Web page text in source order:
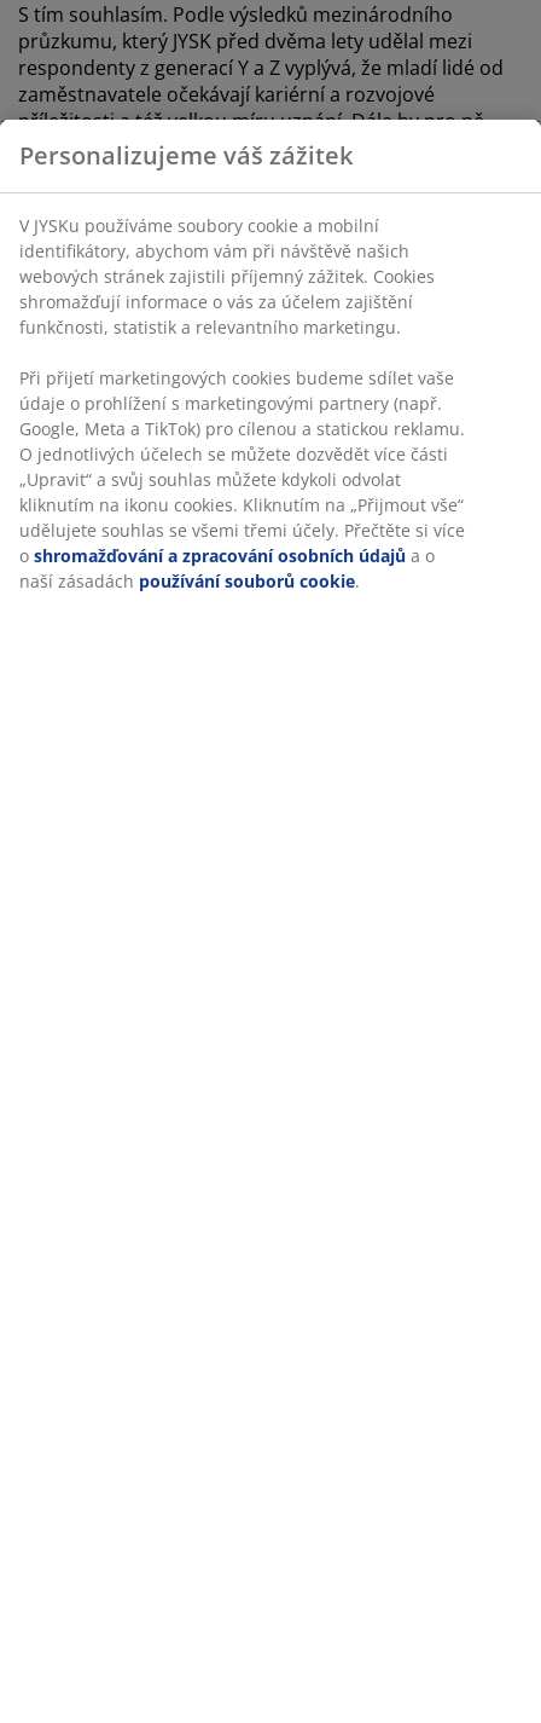
S tím souhlasím. Podle výsledků mezinárodního
průzkumu, který JYSK před dvěma lety udělal mezi
respondenty z generací Y a Z vyplývá, že mladí lidé od
zaměstnavatele očekávají kariérní a rozvojové
příležitosti a též velkou míru uznání. Dále by pro ně
práce měla být zábavou a měla by jim umožňovat
. Toto platí pro náš středoevropský region.
Hlavní potřebou mladých například ve Švédsku je být
obklopen kompetentními a ambiciózními kolegy.
Jak už bylo řečeno, získali jste ocenění
Zaměstnavatel roku. Nejvíce bodů jste získali
za podporu vzdělávání a rozvoje
zaměstnanců. Jak jste toho dosáhli?
Hlavní úlohou HR v JYSKu je budování zastupitelnosti a
příprava talentů pro vyšší role – budování pipeline.
Máme 4 úrovně tréninkových programů. Od talent
programu, který připravuje šikovné prodejní asistenty
na práci zástupce manažera prodejny, přes Store a
Distrikt Manažer trainee programy (SMT resp. DMT
program) až po trénink pro budoucí obchodní ředitele.
Personalizujeme váš zážitek
V JYSKu používáme soubory cookie a mobilní
identifikátory, abychom vám při návštěvě našich
webových stránek zajistili příjemný zážitek. Cookies
shromažďují informace o vás za účelem zajištění
funkčnosti, statistik a relevantního marketingu.
Při přijetí marketingových cookies budeme sdílet vaše
údaje o prohlížení s marketingovými partnery (např.
Google, Meta a TikTok) pro cílenou a statickou reklamu.
O jednotlivých účelech se můžete dozvědět více části
„Upravit“ a svůj souhlas můžete kdykoli odvolat
kliknutím na ikonu cookies. Kliknutím na „Přijmout vše“
udělujete souhlas se všemi třemi účely. Přečtěte si více
o shromažďování a zpracování osobních údajů a o
naší zásadách používání souborů cookie.